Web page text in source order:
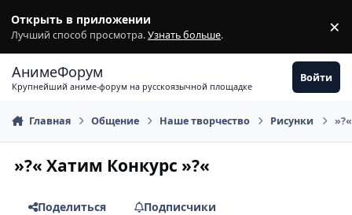
Открыть в приложении
Лучший способ просмотра.Узнать больше. ×
АнимеФорум
Крупнейший аниме-форум на русскоязычной площадке
Войти
Главная Общение Наше творчество Рисунки
»?« Хатим Конкурс »?«
Поделиться Подписчики